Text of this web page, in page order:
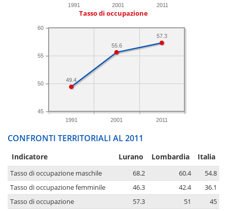
1991 2001 2011
Tasso di occupazione
1991 2001 2011
45
50
55
60
57.3
55.6
49.4
CONFRONTI TERRITORIALI AL 2011
Indicatore Lurano Lombardia Italia
Tasso di occupazione maschile 68.2 60.4
54.8
Tasso di occupazione femminile
46.3 42.4
36.1
Tasso di occupazione
57.3 51
45